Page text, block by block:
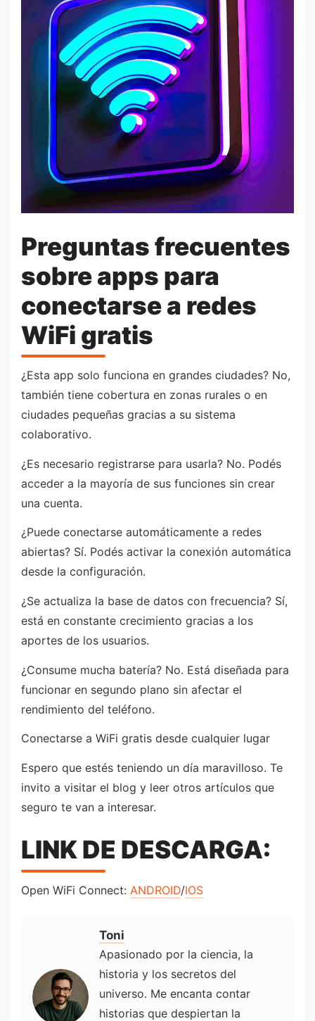
Preguntas frecuentes
sobre apps para
conectarse a redes
WiFi gratis
¿Esta app solo funciona en grandes ciudades? No,
también tiene cobertura en zonas rurales o en
ciudades pequeñas gracias a su sistema
colaborativo.
¿Es necesario registrarse para usarla? No. Podés
acceder a la mayoría de sus funciones sin crear
una cuenta.
¿Puede conectarse automáticamente a redes
abiertas? Sí. Podés activar la conexión automática
desde la configuración.
¿Se actualiza la base de datos con frecuencia? Sí,
está en constante crecimiento gracias a los
aportes de los usuarios.
¿Consume mucha batería? No. Está diseñada para
funcionar en segundo plano sin afectar el
rendimiento del teléfono.
Conectarse a WiFi gratis desde cualquier lugar
Espero que estés teniendo un día maravilloso. Te
invito a visitar el blog y leer otros artículos que
seguro te van a interesar.
LINK DE DESCARGA:
Open WiFi Connect: ANDROID/IOS
Toni
Apasionado por la ciencia, la
historia y los secretos del
universo. Me encanta contar
historias que despiertan la